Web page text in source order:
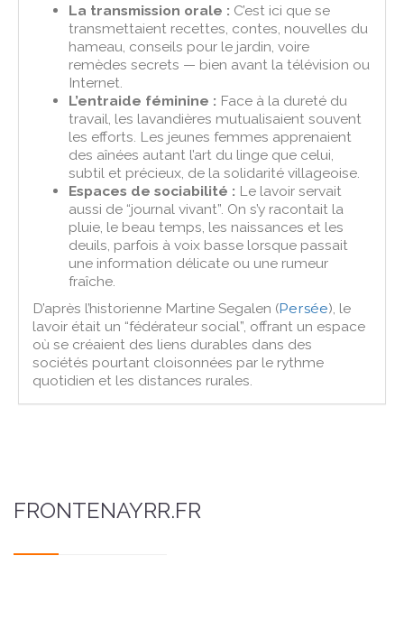
La transmission orale : C’est ici que se
transmettaient recettes, contes, nouvelles du
hameau, conseils pour le jardin, voire
remèdes secrets — bien avant la télévision ou
Internet.
L’entraide féminine : Face à la dureté du
travail, les lavandières mutualisaient souvent
les efforts. Les jeunes femmes apprenaient
des aînées autant l’art du linge que celui,
subtil et précieux, de la solidarité villageoise.
Espaces de sociabilité : Le lavoir servait
aussi de “journal vivant”. On s’y racontait la
pluie, le beau temps, les naissances et les
deuils, parfois à voix basse lorsque passait
une information délicate ou une rumeur
fraîche.
D’après l’historienne Martine Segalen (Persée), le
lavoir était un “fédérateur social”, offrant un espace
où se créaient des liens durables dans des
sociétés pourtant cloisonnées par le rythme
quotidien et les distances rurales.
FRONTENAYRR.FR